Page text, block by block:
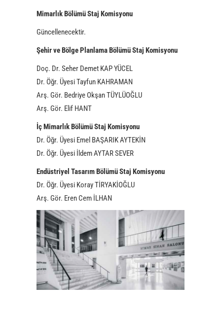
Mimarlık Bölümü Staj Komisyonu
Güncellenecektir.
Şehir ve Bölge Planlama Bölümü Staj Komisyonu
Doç. Dr. Seher Demet KAP YÜCEL
Dr. Öğr. Üyesi Tayfun KAHRAMAN
Arş. Gör. Bedriye Okşan TÜYLÜOĞLU
Arş. Gör. Elif HANT
İç MimarlıkBölümüStaj Komisyonu
Dr. Öğr. Üyesi Emel BAŞARIK AYTEKİN
Dr. Öğr. Üyesi İldem AYTAR SEVER
Endüstriyel Tasarım Bölümü Staj Komisyonu
Dr. Öğr. Üyesi Koray TİRYAKİOĞLU
Arş. Gör. Eren Cem İLHAN